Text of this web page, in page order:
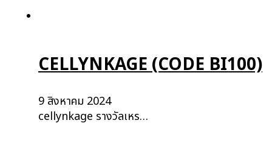
CELLYNKAGE (CODE BI100)
9 สิงหาคม 2024
cellynkage รางวัลเหร…